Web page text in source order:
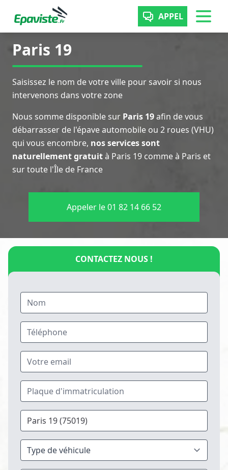
APPEL
Paris 19
Saisissez le nom de votre ville pour savoir si nous
intervenons dans votre zone
Nous somme disponible sur Paris 19afin de vous
débarrasser de l'épave automobile ou 2 roues (VHU)
qui vous encombre, nos services sont
naturellement gratuità Paris 19 comme à Paris et
sur toute l'Île de France
Appeler le 01 82 14 66 52
CONTACTEZ NOUS !